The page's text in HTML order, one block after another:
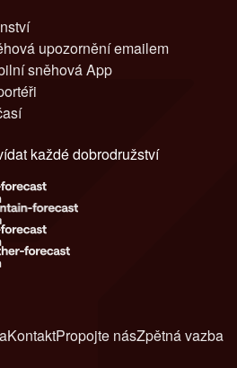
upozornění emailem
sněhová App
každé dobrodružství
KontaktPropojte násZpětná vazba